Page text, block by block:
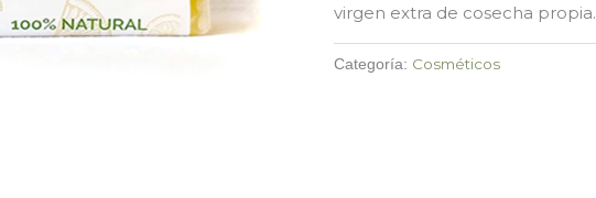
virgen extra de cosecha propia.
Categoría: Cosméticos